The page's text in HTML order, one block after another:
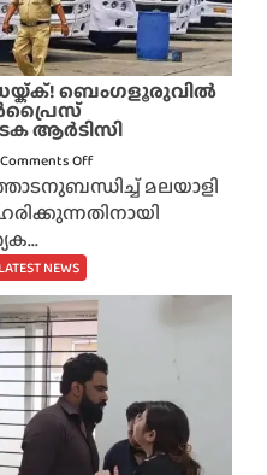
;
കെ
എ
സ്
ആ
സി
ബ
പ
ക
ട
ത്തി
നി
ടെ
പ
ബെംഗളൂരുവിൽ
ആർടിസി
Comments Off
n
ഓ
ത്ര
ക്കാ
രു
ടെ
ശ്ര
ദ്ധ
യ്ക്ക്
മലയാളി
LATEST NEWS